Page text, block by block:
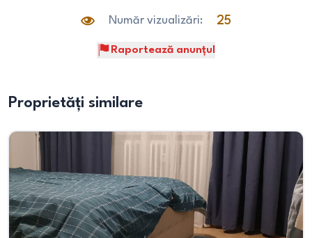
Număr vizualizări: 25
Raportează anunțul
Proprietăți similare